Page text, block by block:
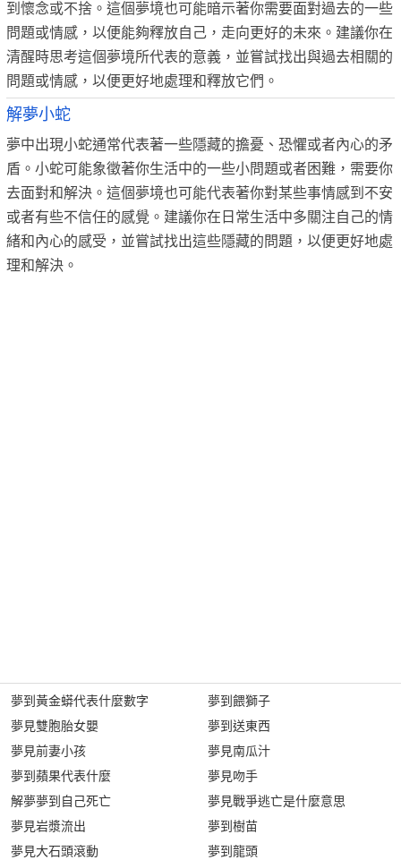
到懷念或不捨。這個夢境也可能暗示著你需要面對過去的一些
問題或情感，以便能夠釋放自己，走向更好的未來。建議你在
清醒時思考這個夢境所代表的意義，並嘗試找出與過去相關的
問題或情感，以便更好地處理和釋放它們。
解夢小蛇
夢中出現小蛇通常代表著一些隱藏的擔憂、恐懼或者內心的矛
盾。小蛇可能象徵著你生活中的一些小問題或者困難，需要你
去面對和解決。這個夢境也可能代表著你對某些事情感到不安
或者有些不信任的感覺。建議你在日常生活中多關注自己的情
緒和內心的感受，並嘗試找出這些隱藏的問題，以便更好地處
理和解決。
夢到黃金蟒代表什麼數字
夢見雙胞胎女嬰
夢見前妻小孩
夢到蘋果代表什麼
解夢夢到自己死亡
夢見岩漿流出
夢見大石頭滾動
夢到餵獅子
夢到送東西
夢見南瓜汁
夢見吻手
夢見戰爭逃亡是什麼意思
夢到樹苗
夢到龍頭